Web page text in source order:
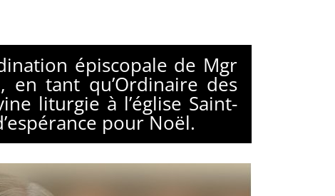
épiscopale de Mgr
tant qu’Ordinaire des
liturgie à l’église Saint-
pour Noël.